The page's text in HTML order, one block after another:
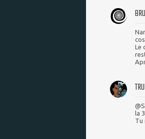
Le
la
Tu